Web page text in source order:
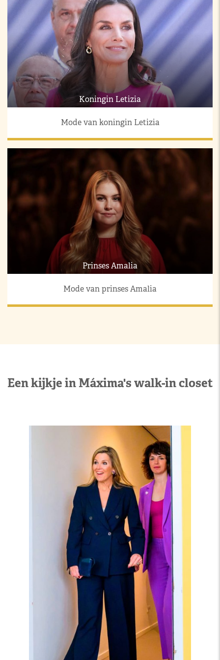
Koningin Letizia
Mode van koningin Letizia
Prinses Amalia
Mode van prinses Amalia
Een kijkje in Máxima's walk-in closet